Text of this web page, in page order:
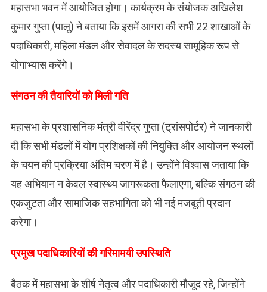
महासभा भवन में आयोजित होगा। कार्यक्रम के संयोजक अखिलेश
कुमार गुप्ता (पालू) ने बताया कि इसमें आगरा की सभी 22 शाखाओं के
पदाधिकारी, महिला मंडल और सेवादल के सदस्य सामूहिक रूप से
योगाभ्यास करेंगे।
संगठन की तैयारियों को मिली गति
महासभा के प्रशासनिक मंत्री वीरेंद्र गुप्ता (ट्रांसपोर्टर) ने जानकारी
दी कि सभी मंडलों में योग प्रशिक्षकों की नियुक्ति और आयोजन स्थलों
के चयन की प्रक्रिया अंतिम चरण में है। उन्होंने विश्वास जताया कि
यह अभियान न केवल स्वास्थ्य जागरूकता फैलाएगा, बल्कि संगठन की
एकजुटता और सामाजिक सहभागिता को भी नई मजबूती प्रदान
करेगा।
प्रमुख पदाधिकारियों की गरिमामयी उपस्थिति
बैठक में महासभा के शीर्ष नेतृत्व और पदाधिकारी मौजूद रहे, जिन्होंने